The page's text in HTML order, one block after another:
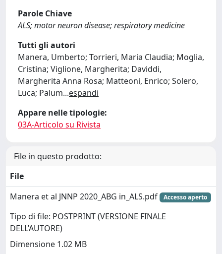
Parole Chiave
ALS; motor neuron disease; respiratory medicine
Tutti gli autori
Manera, Umberto; Torrieri, Maria Claudia; Moglia,
Cristina; Viglione, Margherita; Daviddi,
Margherita Anna Rosa; Matteoni, Enrico; Solero,
Luca; Palum...espandi
Appare nelle tipologie:
03A-Articolo su Rivista
File in questo prodotto:
File
Manera et al JNNP 2020_ABG in_ALS.pdf
Accesso aperto
Tipo di file: POSTPRINT (VERSIONE FINALE
DELL’AUTORE)
Dimensione 1.02 MB